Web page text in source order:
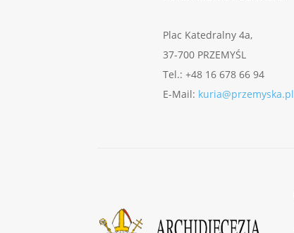
Plac Katedralny 4a,
37-700 PRZEMYŚL
Tel.: +48 16 678 66 94
E-Mail: kuria@przemyska.pl